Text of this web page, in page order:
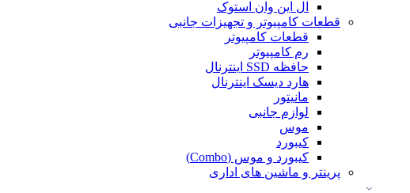
ال این وان استوک
قطعات کامپیوتر و تجهیزات جانبی
قطعات کامپیوتر
رم کامپیوتر
حافظه SSD اینترنال
هارد دیسک اینترنال
مانیتور
لوازم جانبی
موس
کیبورد
کیبورد و موس (Combo)
پرینتر و ماشین های اداری